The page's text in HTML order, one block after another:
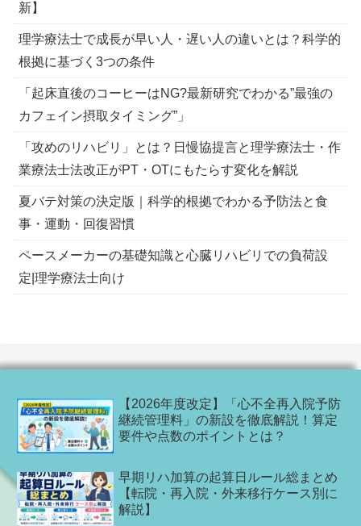
新】
理学療法士で成長が早い人・遅い人の違いとは？科学的
根拠に基づく3つの条件
「起床直後のコーヒーはNG?最新研究でわかる”最強の
カフェイン摂取タイミング”」
「攻めのリハビリ」とは？日慢協提言と理学療法士・作
業療法士法改正がPT・OTにもたらす変化を解説
夏バテ対策の決定版｜科学的根拠でわかる予防法と食
事・運動・回復習慣
ペースメーカーの基礎知識と心臓リハビリでの負荷設
定|理学療法士向け
【2026年度改定】「心不全再入院予防
継続管理料」の新設を徹底解説！算定
要件や点数のポイントとは？
早期リハ加算の起算日ルール総まとめ
【転院・再入院・外来移行ケース別に
解説】